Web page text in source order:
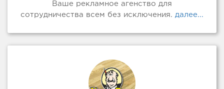
Ваше рекламное агенство для
сотрудничества всем без исключения. далее...